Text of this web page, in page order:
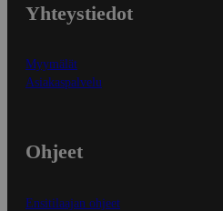
Yhteystiedot
Myymälät
Asiakaspalvelu
Ohjeet
Ensitilaajan ohjeet